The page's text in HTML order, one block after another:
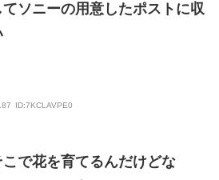
ソニーの用意したポストに収
ID:7KCLAVPE0
で花を育てるんだけどな